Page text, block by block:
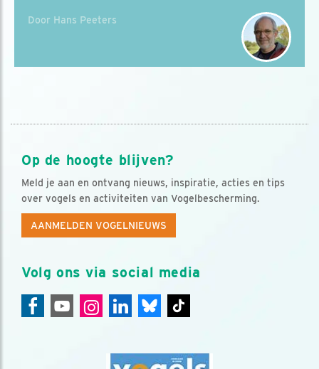
Door Hans Peeters
Op de hoogte blijven?
Meld je aan en ontvang nieuws, inspiratie, acties en tips
over vogels en activiteiten van Vogelbescherming.
AANMELDEN VOGELNIEUWS
Volg ons via social media